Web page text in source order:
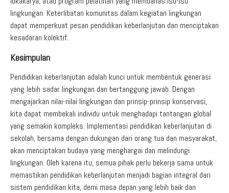
lingkungan. Keterlibatan komunitas dalam kegiatan lingkungan
dapat memperkuat pesan pendidikan keberlanjutan dan menciptakan
kesadaran kolektif.
Kesimpulan
Pendidikan keberlanjutan adalah kunci untuk membentuk generasi
yang lebih sadar lingkungan dan bertanggung jawab. Dengan
mengajarkan nilai-nilai lingkungan dan prinsip-prinsip konservasi,
kita dapat membekali individu untuk menghadapi tantangan global
yang semakin kompleks. Implementasi pendidikan keberlanjutan di
sekolah, bersama dengan dukungan dari orang tua dan masyarakat,
akan menciptakan budaya yang menghargai dan melindungi
lingkungan. Oleh karena itu, semua pihak perlu bekerja sama untuk
memastikan pendidikan keberlanjutan menjadi bagian integral dari
sistem pendidikan kita, demi masa depan yang lebih baik dan